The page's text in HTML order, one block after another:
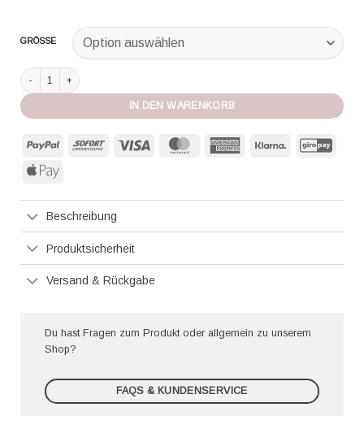
GRÖSSE
Simone Perele Slip Intrigue white Menge
IN DEN WARENKORB
PayPal Sofort MasterCard American
Klarna
Apple
Beschreibung
Produktsicherheit
Versand & Rückgabe
Du hast Fragen zum Produkt oder allgemein zu unserem
Shop?
FAQS & KUNDENSERVICE